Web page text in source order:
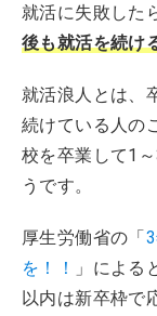
就活に失敗した
後も就活を続け
就活浪人とは、
続けている人の
校を卒業して1
うです。
厚生労働省の「
を！！
」による
以内は新卒枠で